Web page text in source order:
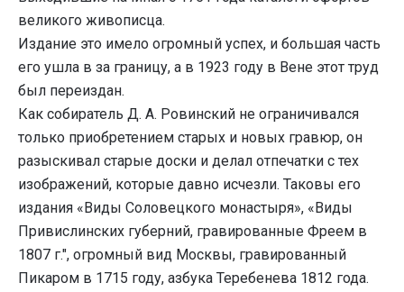
великого живописца.
Издание это имело огромный успех, и большая часть
его ушла в за границу, а в 1923 году в Вене этот труд
был переиздан.
Как собиратель Д. А. Ровинский не ограничивался
только приобретением старых и новых гравюр, он
разыскивал старые доски и делал отпечатки с тех
изображений, которые давно исчезли. Таковы его
издания «Виды Соловецкого монастыря», «Виды
Привислинских губерний, гравированные Фреем в
1807 г.", огромный вид Москвы, гравированный
Пикаром в 1715 году, азбука Теребенева 1812 года.